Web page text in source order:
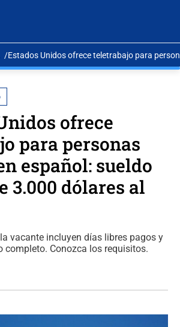
Estados Unidos ofrece teletrabajo para
ofrece
para personas
español: sueldo
3.000 dólares al
vacante incluyen días libres pagos y
completo. Conozca los requisitos.